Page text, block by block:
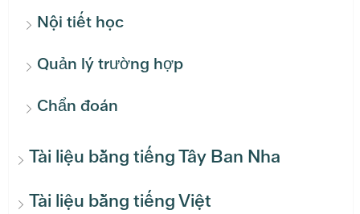
Nội tiết học
Quản lý trường hợp
Chẩn đoán
Tài liệu bằng tiếng Tây Ban Nha
Tài liệu bằng tiếng Việt